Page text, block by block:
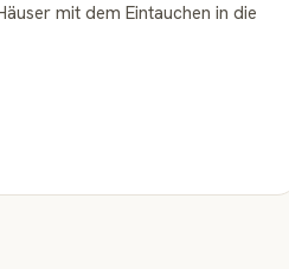
mit dem Eintauchen in die